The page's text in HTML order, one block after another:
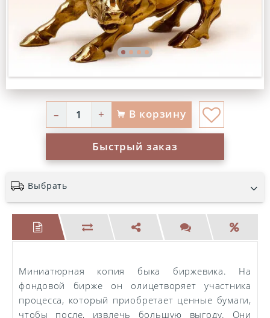
– + В корзину
Быстрый заказ
Выбрать
Миниатюрная копия быка биржевика. На
фондовой бирже он олицетворяет участника
процесса, который приобретает ценные бумаги,
чтобы после, извлечь большую выгоду. Они